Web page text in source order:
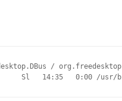
/
Sl   14:35   0:00 /usr/